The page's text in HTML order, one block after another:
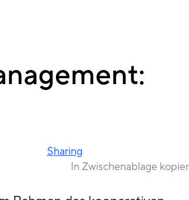
Sharing
In Zwischenablage